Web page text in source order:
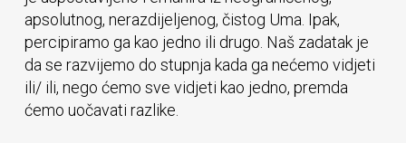
apsolutnog, nerazdijeljenog, čistog Uma. Ipak,
percipiramo ga kao jedno ili drugo. Naš zadatak je
da se razvijemo do stupnja kada ga nećemo vidjeti
ili/ ili, nego ćemo sve vidjeti kao jedno, premda
ćemo uočavati razlike.